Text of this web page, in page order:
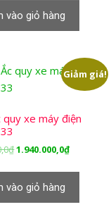
2.500.000,0₫.
vào giỏ hàng
Giảm giá!
quy xe máy điện
₫Giá
2.500.000,0₫.
1.940.000,0₫Giá
vào giỏ hàng